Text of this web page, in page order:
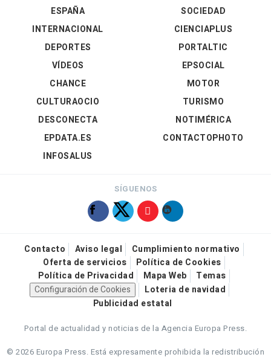
ESPAÑA
INTERNACIONAL
DEPORTES
VÍDEOS
SOCIEDAD
CIENCIAPLUS
PORTALTIC
EPSOCIAL
CHANCE
CULTURAOCIO
DESCONECTA
EPDATA.ES
INFOSALUS
MOTOR
TURISMO
NOTIMÉRICA
CONTACTOPHOTO
SÍGUENOS
Contacto Aviso legal
Cumplimiento normativo
Oferta de servicios
Política de Cookies
Política de Privacidad
Mapa Web
Temas
Configuración de Cookies
Loteria de navidad
Publicidad estatal
Portal de actualidad y noticias de la Agencia Europa Press.
© 2026 Europa Press. Está expresamente prohibida la redistribución